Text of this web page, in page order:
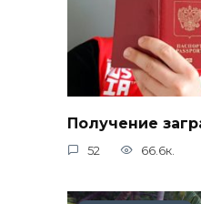
Получение
52 66.6к.